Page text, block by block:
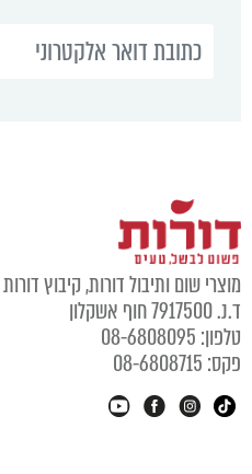
מוצרי שום ותיבול דורות, קיבוץ דורות
ד.נ. 7917500 חוף אשקלון
טלפון: 08-6808095
פקס: 08-6808715